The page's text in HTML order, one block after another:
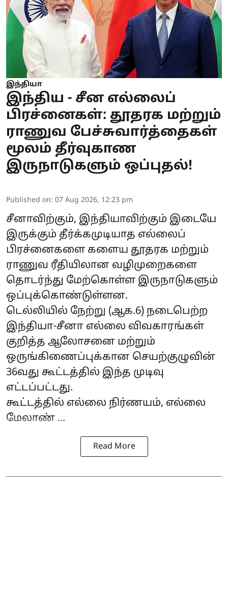
இந்தியா
இந்திய - சீன எல்லைப்
பிரச்னைகள்: தூதரக மற்றும்
ராணுவ பேச்சுவார்த்தைகள்
மூலம் தீர்வுகாண
இருநாடுகளும் ஒப்புதல்!
Published on: 07 Aug 2026, 12:23 pm
சீனாவிற்கும், இந்தியாவிற்கும் இடையே
இருக்கும் தீர்க்கமுடியாத எல்லைப்
பிரச்னைகளை களைய தூதரக மற்றும்
ராணுவ ரீதியிலான வழிமுறைகளை
தொடர்ந்து மேற்கொள்ள இருநாடுகளும்
ஒப்புக்கொண்டுள்ளன.
டெல்லியில் நேற்று (ஆக.6) நடைபெற்ற
இந்தியா-சீனா எல்லை விவகாரங்கள்
குறித்த ஆலோசனை மற்றும்
ஒருங்கிணைப்புக்கான செயற்குழுவின்
36வது கூட்டத்தில் இந்த முடிவு
எட்டப்பட்டது.
கூட்டத்தில் எல்லை நிர்ணயம், எல்லை
மேலாண் ...
Read More